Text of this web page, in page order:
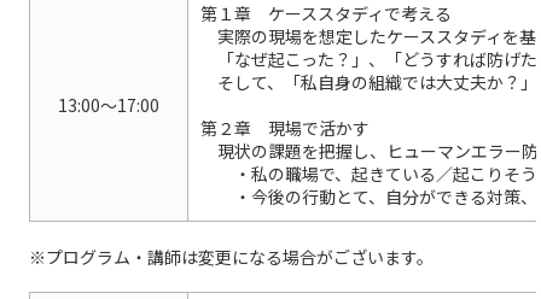
13:00～17:00
第１章 ケーススタディで考える
実際の現場を想定したケーススタディを基
「なぜ起こった？」、「どうすれば防げ
そして、「私自身の組織では大丈夫か？
第２章 現場で活かす
現状の課題を把握し、ヒューマンエラー
・私の職場で、起きている／起こりそう
・今後の行動とて、自分ができる対策、
※プログラム・講師は変更になる場合がございます。